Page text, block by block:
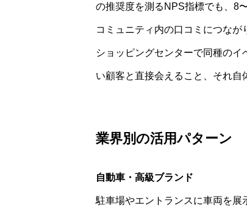
の推奨度を測るNPS指標でも、8
コミュニティ内の口コミにつなが
ショッピングセンターで同種の
い顧客と直接会えること、それ自
業界別の活用パターン
自動車・高級ブランド
駐車場やエントランスに車両を